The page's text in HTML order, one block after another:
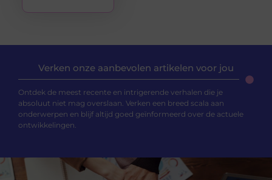
Verken onze aanbevolen artikelen voor jou
Ontdek de meest recente en intrigerende verhalen die je
absoluut niet mag overslaan. Verken een breed scala aan
onderwerpen en blijf altijd goed geïnformeerd over de actuele
ontwikkelingen.